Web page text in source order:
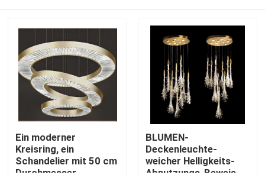
Ein moderner
Kreisring, ein
Schandelier mit 50 cm
Durchmesser.
BLUMEN-
Deckenleuchte-
weicher Helligkeits-
Abnutzungs-Beweis